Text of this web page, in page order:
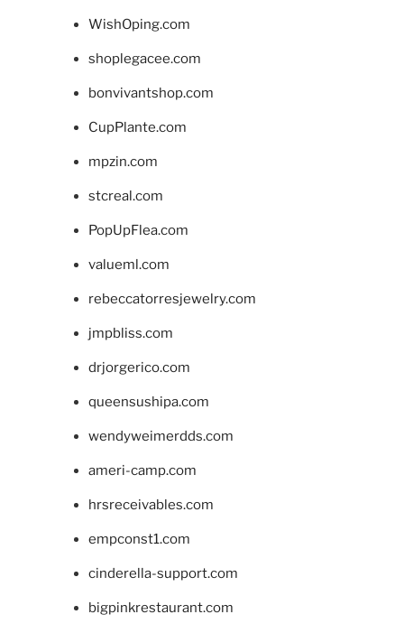
WishOping.com
shoplegacee.com
bonvivantshop.com
CupPlante.com
mpzin.com
stcreal.com
PopUpFlea.com
valueml.com
rebeccatorresjewelry.com
jmpbliss.com
drjorgerico.com
queensushipa.com
wendyweimerdds.com
ameri-camp.com
hrsreceivables.com
empconst1.com
cinderella-support.com
bigpinkrestaurant.com